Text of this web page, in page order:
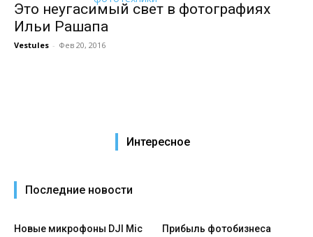
Это неугасимый свет в фотографиях
Ильи Рашапа
Vestules - Фев 20, 2016
Интересное
Последние новости
Новые микрофоны DJI Mic
Прибыль фотобизнеса